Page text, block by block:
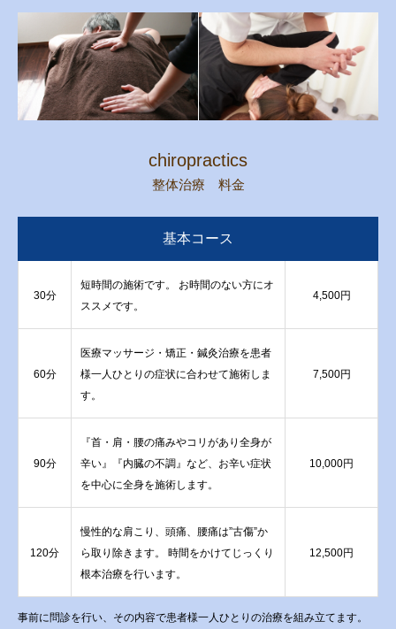
chiropractics
整体治療 料金
基本コース
30分
短時間の施術です。 お時間のない方にオ
ススメです。
4,500円
60分
医療マッサージ・矯正・鍼灸治療を患者
様一人ひとりの症状に合わせて施術しま
す。
7,500円
90分
『首・肩・腰の痛みやコリがあり全身が
辛い』『内臓の不調』など、お辛い症状
を中心に全身を施術します。
10,000円
120分
慢性的な肩こり、頭痛、腰痛は”古傷”か
ら取り除きます。 時間をかけてじっくり
根本治療を行います。
12,500円
事前に問診を行い、その内容で患者様一人ひとりの治療を組み立てます。